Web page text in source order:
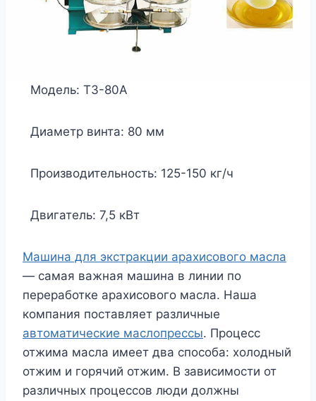
Модель: ТЗ-80А
Диаметр винта: 80 мм
Производительность: 125-150 кг/ч
Двигатель: 7,5 кВт
Машина для экстракции арахисового масла
— самая важная машина в линии по
переработке арахисового масла. Наша
компания поставляет различные
автоматические маслопрессы. Процесс
отжима масла имеет два способа: холодный
отжим и горячий отжим. В зависимости от
различных процессов люди должны